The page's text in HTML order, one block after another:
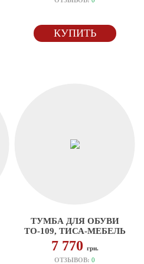
КУПИТЬ
ТУМБА ДЛЯ ОБУВИ
ТО-109, ТИСА-МЕБЕЛЬ
7 770 грн.
ОТЗЫВОВ:0